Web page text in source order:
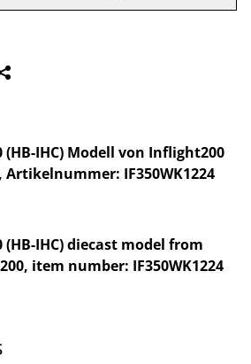
(HB-IHC) Modell von Inflight200
Artikelnummer: IF350WK1224
(HB-IHC) diecast model from
item number: IF350WK1224